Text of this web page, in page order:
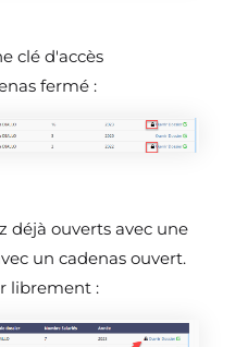
clé d'accès
fermé :
déjà ouverts avec une
un cadenas ouvert.
librement :